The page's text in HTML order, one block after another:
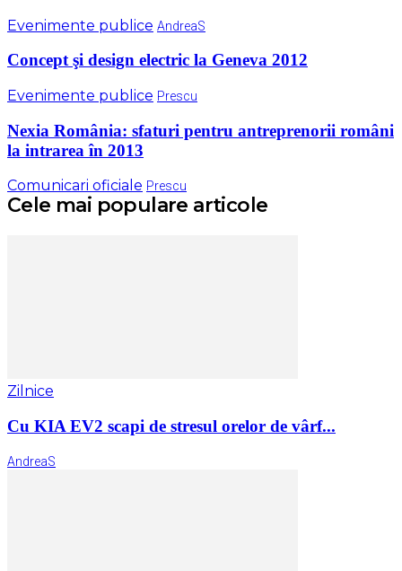
Evenimente publice AndreaS
Concept şi design electric la Geneva 2012
Evenimente publice Prescu
Nexia România: sfaturi pentru antreprenorii români
la intrarea în 2013
Comunicari oficiale Prescu
Cele mai populare articole
Zilnice
Cu KIA EV2 scapi de stresul orelor de vârf...
AndreaS